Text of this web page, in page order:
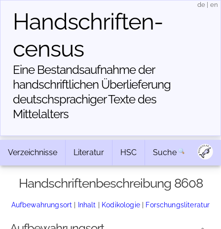
Handschriften­
census
Eine Bestandsaufnahme der
handschriftlichen Über­lieferung
deutschsprachiger Texte des
Mittelalters
de en
Verzeichnisse Literatur HSC Suche
Handschriftenbeschreibung 8608
Aufbewahrungsort | Inhalt | Kodikologie| Forschungsliteratur